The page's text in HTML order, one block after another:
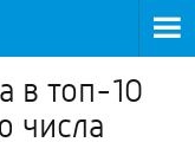
в топ-10
числа